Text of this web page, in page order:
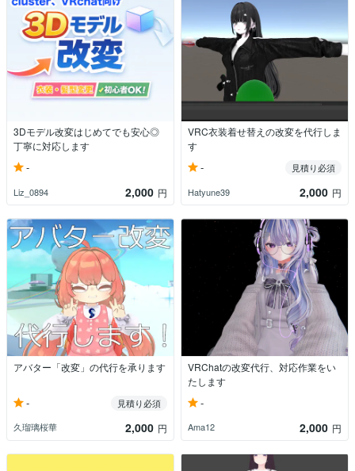
3Dモデル改変はじめてでも安心◎
丁寧に対応します
-
Liz_0894 2,000 円
VRC衣装着せ替えの改変を代行しま
す
-
見積り必須
Hatyune39
2,000 円
アバター「改変」の代行を承ります
-
見積り必須
久瑠璃桜華
2,000 円
VRChatの改変代行、対応作業をい
たします
-
Ama12 2,000 円